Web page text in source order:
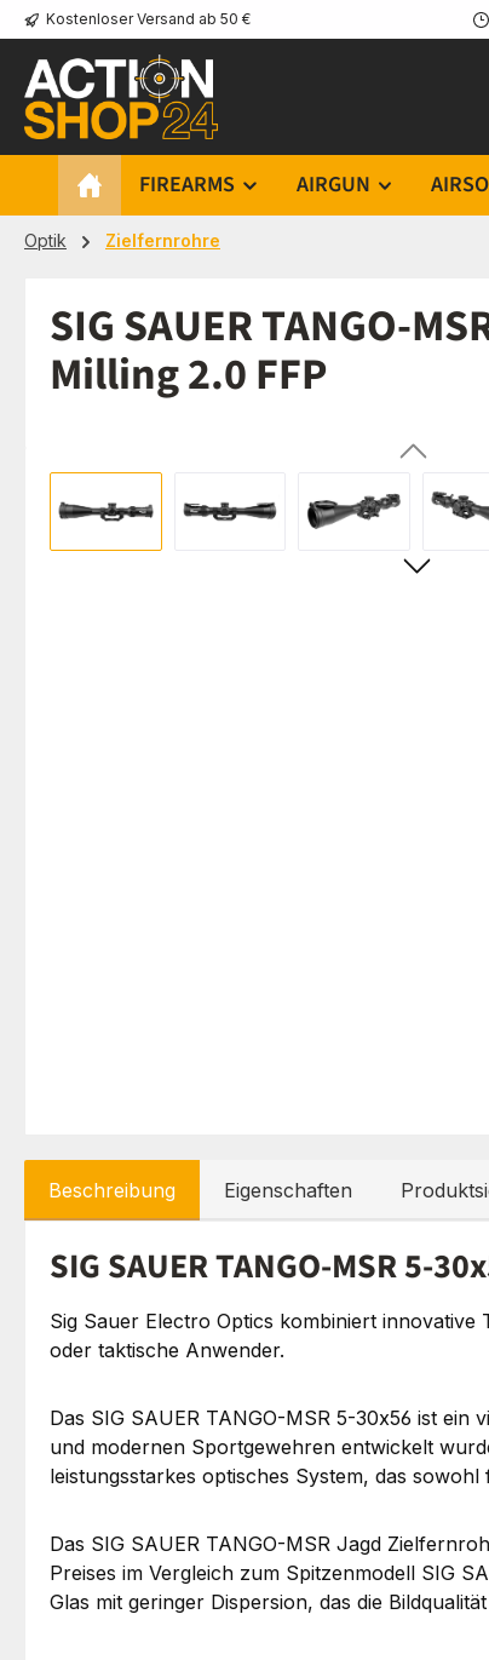
Hauptinhalt springen
Zur Suche springen
Zur Hauptnavigation springen
Kostenloser Versand ab 50 €
FIREARMS AIRGUN
Optik Zielfernrohre
SIG SAUER TANGO-
Milling 2.0 FFP
Beschreibung Eigenschaften
SIG SAUER TANGO-MSR 5-
Sig Sauer Electro Optics kombiniert
oder taktische Anwender.
Das SIG SAUER TANGO-MSR 5-30x56 ist
und modernen Sportgewehren entwickelt
leistungsstarkes optisches System, das
Das SIG SAUER TANGO-MSR Jagd
Preises im Vergleich zum Spitzenmodell SIG
Glas mit geringer Dispersion, das die